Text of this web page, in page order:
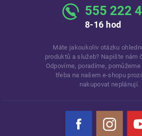
555 222
8-16 hod
Máte jakoukoliv otázku
produktů a služeb? Napište nám
Odpovíme, poradíme,
třeba na našem e-shopu
nakupovat neplánují.
Facebook Instagram